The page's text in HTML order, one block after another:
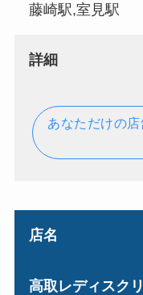
藤崎駅,室見駅
詳細
あなただけの
店名
高取レディスク